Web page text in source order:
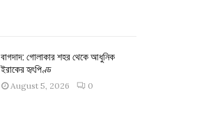
বাগদাদ: গোলাকার শহর থেকে আধুনিক
ইরাকের হৃৎপিণ্ড
August 5, 2026 0